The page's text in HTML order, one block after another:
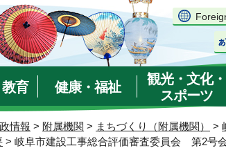
育 健康・福祉
観光・文化・
スポーツ
情報 > 附属機関 > まちづくり（附属機関） >
> 岐阜市建設工事総合評価審査委員会 第2号会